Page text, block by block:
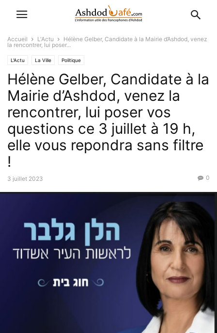
Accueil L'Actu
Hélène Gelber, Candidate à la Mairie d’Ashdod, venez
la rencontrer, lui poser...
L'Actu La Ville Politique
Hélène Gelber, Candidate à la
Mairie d’Ashdod, venez la
rencontrer, lui poser vos
questions ce 3 juillet à 19 h,
elle vous repondra sans filtre
!
3 juillet 2023 0